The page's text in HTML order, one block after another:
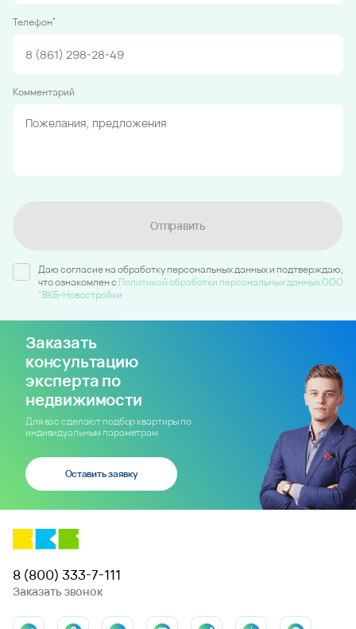
Телефон*
Комментарий
Отправить
Даю согласие на обработку персональных данных и подтверждаю,
что ознакомлен c Политикой обработки персональных данных ООО
"ВКБ-Новостройки
Заказать
консультацию
эксперта по
недвижимости
Для вас сделают подбор квартиры по
индивидуальным параметрам
Оставить заявку
8 (800) 333-7-111
Заказать звонок